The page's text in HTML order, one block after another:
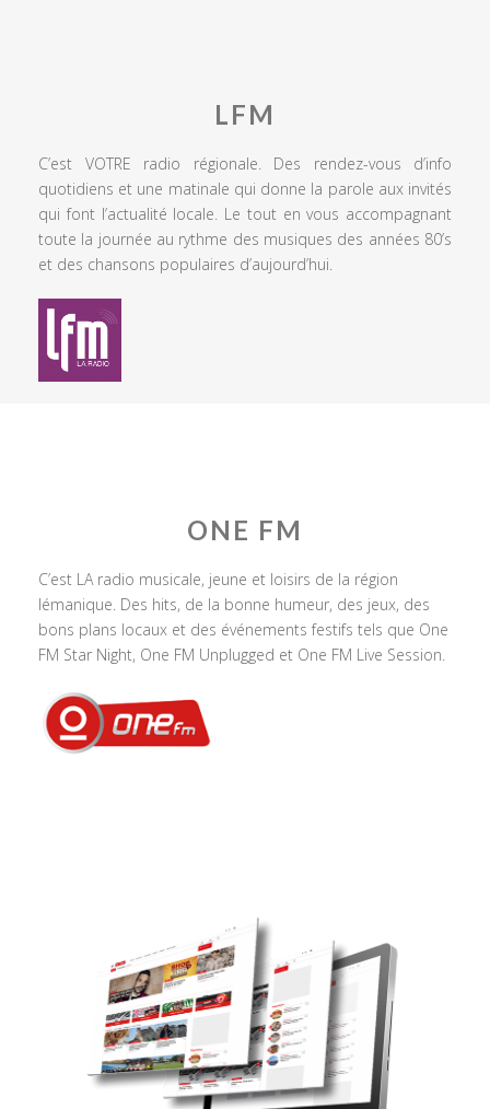
LFM
C’est VOTRE radio régionale. Des rendez-vous d’info
quotidiens et une matinale qui donne la parole aux invités
qui font l’actualité locale. Le tout en vous accompagnant
toute la journée au rythme des musiques des années 80’s
et des chansons populaires d’aujourd’hui.
ONE FM
C’est LA radio musicale, jeune et loisirs de la région
lémanique. Des hits, de la bonne humeur, des jeux, des
bons plans locaux et des événements festifs tels que One
FM Star Night, One FM Unplugged et One FM Live Session.